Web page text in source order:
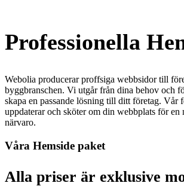
Professionella
Webolia producerar proffsiga webbsidor till
byggbranschen. Vi utgår från dina behov och
skapa en passande lösning till ditt företag. Vår
uppdaterar och sköter om din webbplats för en
närvaro.
Våra Hemside paket
Alla priser är exklusive